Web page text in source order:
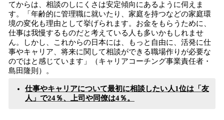
てからは、相談のしにくさは安定傾向にあるように伺えま
す。「年齢的に管理職に就いたり、家庭を持つなどの家庭環
境の変化も理由として挙げられます。お金をもらうために、
仕事は我慢するものだと考えている人も多いかもしれませ
ん。しかし、これからの日本には、もっと自由に、活発に仕
事やキャリア、将来に関して相談ができる職場作りが必要な
のではと感じています」（キャリアコーチング事業責任者・
島田隆則）。
仕事やキャリアについて最初に相談したい人1位は「友
人」で24％、上司や同僚は4％。